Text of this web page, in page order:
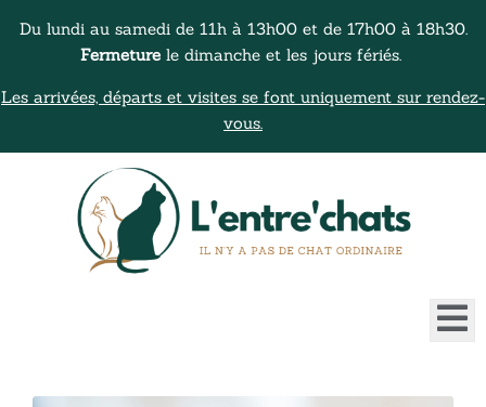
Du lundi au samedi de 11h à 13h00 et de 17h00 à 18h30.
Fermeturele dimanche et les jours fériés.
Les arrivées, départs et visites se font uniquement sur rendez-
vous.